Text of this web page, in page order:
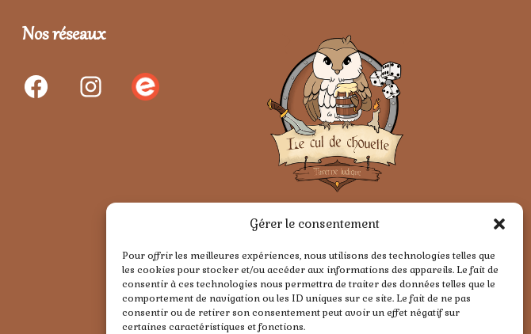
Gérer le consentement
Pour offrir les meilleures expériences, nous utilisons des technologies telles que
les cookies pour stocker et/ou accéder aux informations des appareils. Le fait de
consentir à ces technologies nous permettra de traiter des données telles que le
comportement de navigation ou les ID uniques sur ce site. Le fait de ne pas
consentir ou de retirer son consentement peut avoir un effet négatif sur
certaines caractéristiques et fonctions.
Nos réseaux